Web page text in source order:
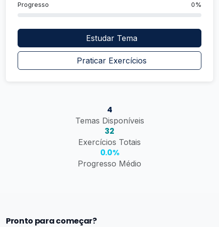
Progresso
0%
Estudar Tema
Praticar Exercícios
4
Temas Disponíveis
32
Exercícios Totais
0.0%
Progresso Médio
Pronto para começar?